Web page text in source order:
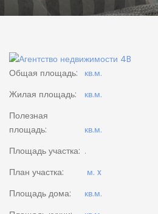
Общая площадь:
кв.м.
Жилая площадь:
кв.м.
Полезная
площадь:
кв.м.
Площадь участка: .
План участка:
м. x
Площадь дома:
кв.м.